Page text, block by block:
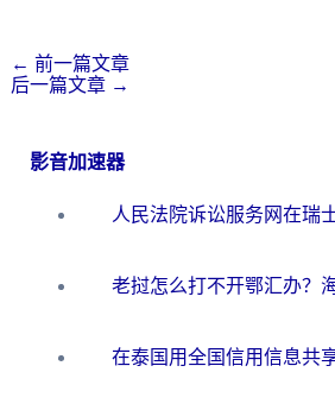
← 前一篇文章
后一篇文章 →
影音加速器